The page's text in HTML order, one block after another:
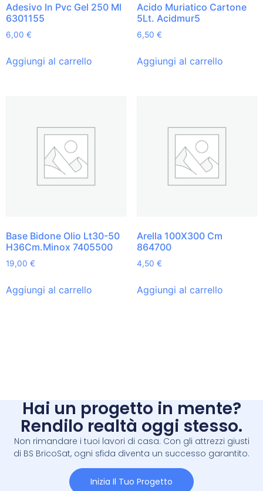
Adesivo In Pvc Gel 250 Ml
6301155
6,00 €
Aggiungi al carrello
Acido Muriatico Cartone
5Lt. Acidmur5
6,50 €
Aggiungi al carrello
Base Bidone Olio Lt30-50
H36Cm.Minox 7405500
19,00 €
Aggiungi al carrello
Arella 100X300 Cm
864700
4,50 €
Aggiungi al carrello
Hai un progetto in mente?
Rendilo realtà oggi stesso.
Non rimandare i tuoi lavori di casa. Con gli attrezzi giusti
di BS BricoSat, ogni sfida diventa un successo garantito.
Inizia Il Tuo Progetto